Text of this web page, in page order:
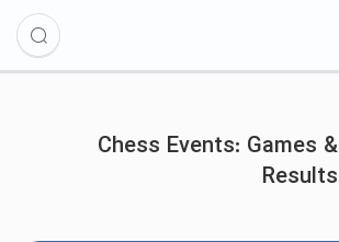
Chess Events: Games &
Results